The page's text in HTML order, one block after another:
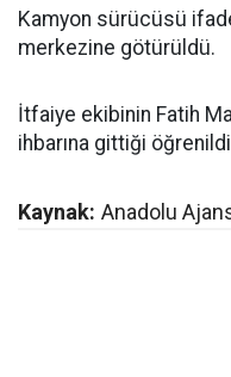
Kamyon sürücüsü
merkezine götürüldü.
İtfaiye ekibinin Fatih
ihbarına gittiği
Kaynak: Anadolu